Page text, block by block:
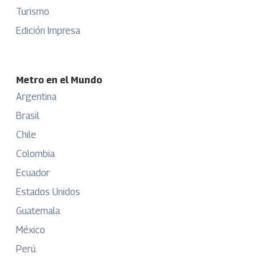
Turismo
Edición Impresa
Metro en el Mundo
Argentina
Brasil
Chile
Colombia
Ecuador
Estados Unidos
Guatemala
México
Perú